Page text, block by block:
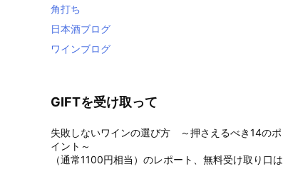
角打ち
日本酒ブログ
ワインブログ
GIFTを受け取って
失敗しないワインの選び方 ～押さえるべき14のポ
イント～
（通常1100円相当）のレポート、無料受け取り口は